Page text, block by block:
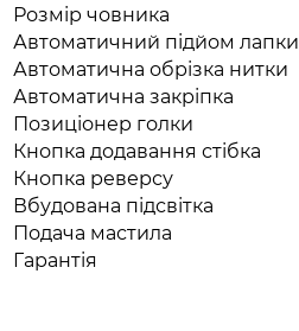
Розмір човника
Автоматичний підйом лапки
Автоматична обрізка нитки
Автоматична закріпка
Позиціонер голки
Кнопка додавання стібка
Кнопка реверсу
Вбудована підсвітка
Подача мастила
Гарантія